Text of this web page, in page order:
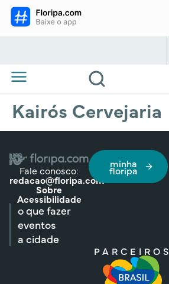
Kairós Cervejaria
Fale conosco:
redacao@floripa.com
Sobre
Acessibilidade
minha
floripa
o que fazer
eventos
a cidade
PARCEIROS